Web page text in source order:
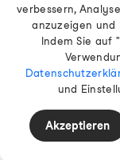
Deutsch
© 2026 EAMT
verbessern,
anzuzeigen und
Indem Sie auf
und
Akzeptieren